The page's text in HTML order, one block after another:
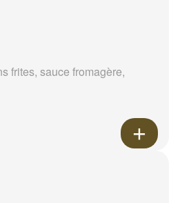
frites, sauce fromagère,